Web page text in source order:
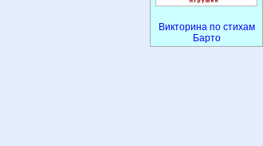
Викторина по стихам
Барто